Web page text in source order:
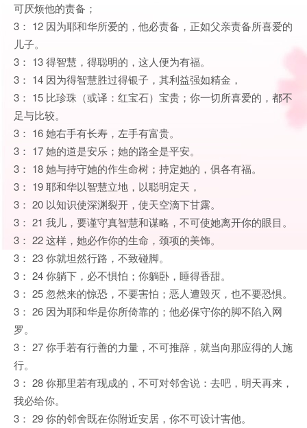
可厌烦他的责备；
3： 12 因为耶和华所爱的，他必责备，正如父亲责备所喜爱的
儿子。
3： 13 得智慧，得聪明的，这人便为有福。
3： 14 因为得智慧胜过得银子，其利益强如精金，
3： 15 比珍珠（或译：红宝石）宝贵；你一切所喜爱的，都不
足与比较。
3： 16 她右手有长寿，左手有富贵。
3： 17 她的道是安乐；她的路全是平安。
3： 18 她与持守她的作生命树；持定她的，俱各有福。
3： 19 耶和华以智慧立地，以聪明定天，
3： 20 以知识使深渊裂开，使天空滴下甘露。
3： 21 我儿，要谨守真智慧和谋略，不可使她离开你的眼目。
3： 22 这样，她必作你的生命，颈项的美饰。
3： 23 你就坦然行路，不致碰脚。
3： 24 你躺下，必不惧怕；你躺卧，睡得香甜。
3： 25 忽然来的惊恐，不要害怕；恶人遭毁灭，也不要恐惧。
3： 26 因为耶和华是你所倚靠的；他必保守你的脚不陷入网
罗。
3： 27 你手若有行善的力量，不可推辞，就当向那应得的人施
行。
3： 28 你那里若有现成的，不可对邻舍说：去吧，明天再来，
我必给你。
3： 29 你的邻舍既在你附近安居，你不可设计害他。